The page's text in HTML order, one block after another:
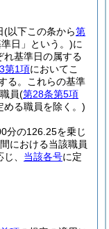
(以下この条から第
日」という。)に
れ基準日の属する
第1項においてこ
る。
これらの基準
員(第28条第5項
める職員を除く。)
分の126.25を乗じ
における当該職員
、 当該各号に定